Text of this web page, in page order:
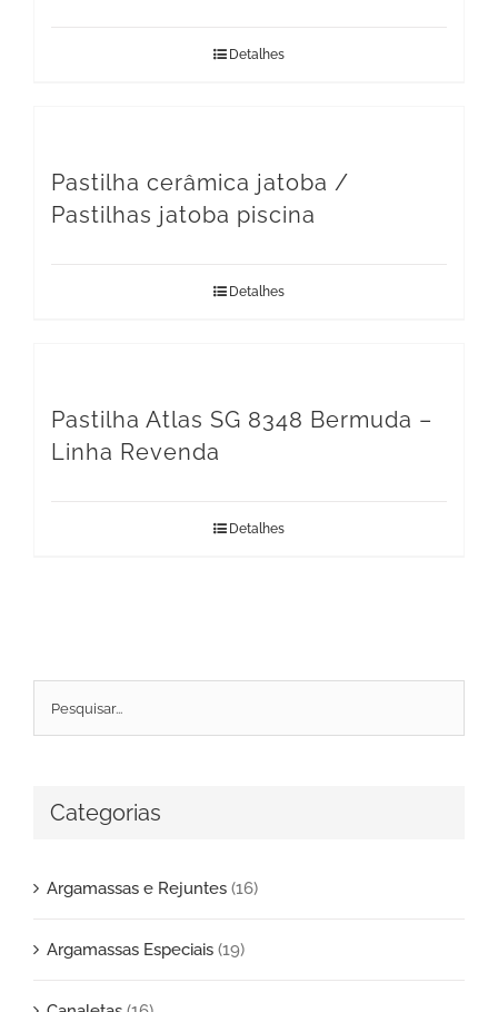
Detalhes
Pastilha cerâmica jatoba /
Pastilhas jatoba piscina
Detalhes
Pastilha Atlas SG 8348 Bermuda –
Linha Revenda
Detalhes
Categorias
Argamassas e Rejuntes (16)
Argamassas Especiais (19)